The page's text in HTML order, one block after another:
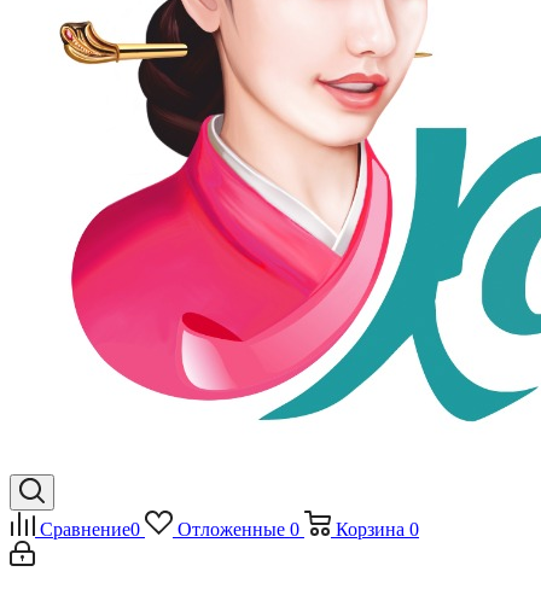
Сравнение0 Отложенные 0 Корзина 0